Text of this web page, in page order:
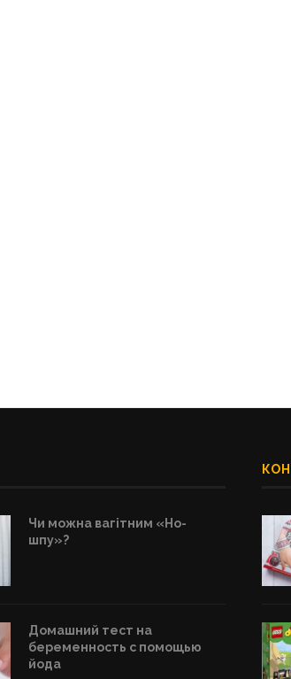
Чи можна вагітним «Но-
шпу»?
Домашний тест на
беременность с помощью
йода